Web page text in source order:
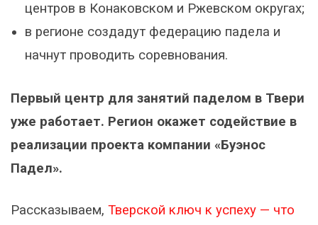
центров в Конаковском и Ржевском округах;
в регионе создадут федерацию падела и
начнут проводить соревнования.
Первый центр для занятий паделом в Твери
уже работает. Регион окажет содействие в
реализации проекта компании «Буэнос
Падел».
Рассказываем, Тверской ключ к успеху — что